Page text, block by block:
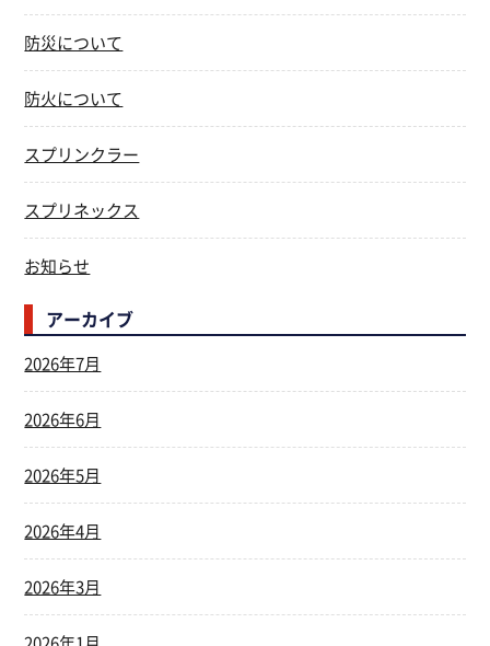
防災について
防火について
スプリンクラー
スプリネックス
お知らせ
アーカイブ
2026年7月
2026年6月
2026年5月
2026年4月
2026年3月